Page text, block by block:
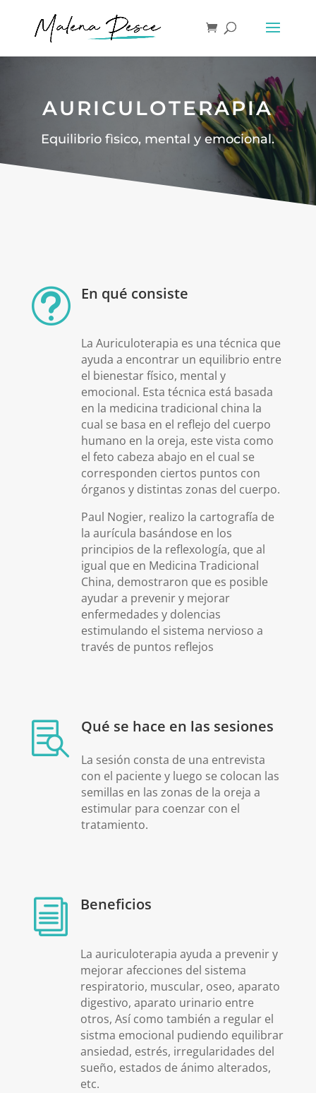
AURICULOTERAPIA
Equilibrio fìsico, mental y emocional.
t En qué consiste
La Auriculoterapia es una técnica que
ayuda a encontrar un equilibrio entre
el bienestar físico, mental y
emocional. Esta técnica está basada
en la medicina tradicional china la
cual se basa en el reflejo del cuerpo
humano en la oreja, este vista como
el feto cabeza abajo en el cual se
corresponden ciertos puntos con
órganos y distintas zonas del cuerpo.
Paul Nogier, realizo la cartografía de
la aurícula basándose en los
principios de la reflexología, que al
igual que en Medicina Tradicional
China, demostraron que es posible
ayudar a prevenir y mejorar
enfermedades y dolencias
estimulando el sistema nervioso a
través de puntos reflejos
 Qué se hace en las sesiones
La sesión consta de una entrevista
con el paciente y luego se colocan las
semillas en las zonas de la oreja a
estimular para coenzar con el
tratamiento.
i Beneficios
La auriculoterapia ayuda a prevenir y
mejorar afecciones del sistema
respiratorio, muscular, oseo, aparato
digestivo, aparato urinario entre
otros, Así como también a regular el
sistma emocional pudiendo equilibrar
ansiedad, estrés, irregularidades del
sueño, estados de ánimo alterados,
etc.